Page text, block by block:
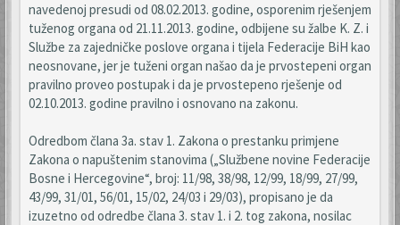
navedenoj presudi od 08.02.2013. godine, osporenim rješenjem
tuženog organa od 21.11.2013. godine, odbijene su žalbe K. Z. i
Službe za zajedničke poslove organa i tijela Federacije BiH kao
neosnovane, jer je tuženi organ našao da je prvostepeni organ
pravilno proveo postupak i da je prvostepeno rješenje od
02.10.2013. godine pravilno i osnovano na zakonu.
Odredbom člana 3a. stav 1. Zakona o prestanku primjene
Zakona o napuštenim stanovima („Službene novine Federacije
Bosne i Hercegovine“, broj: 11/98, 38/98, 12/99, 18/99, 27/99,
43/99, 31/01, 56/01, 15/02, 24/03 i 29/03), propisano je da
izuzetno od odredbe člana 3. stav 1. i 2. tog zakona, nosilac